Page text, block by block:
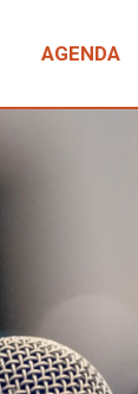
AGENDA